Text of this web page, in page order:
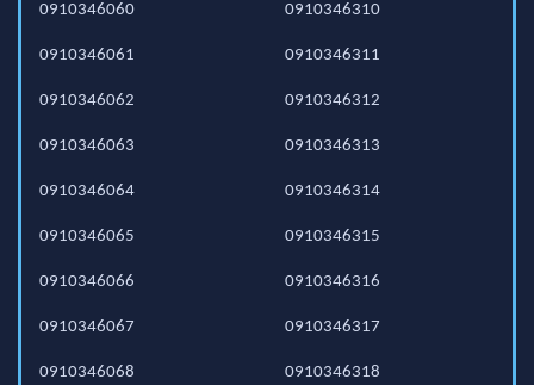
0910346060
0910346061
0910346062
0910346063
0910346064
0910346065
0910346066
0910346067
0910346068
0910346310
0910346311
0910346312
0910346313
0910346314
0910346315
0910346316
0910346317
0910346318